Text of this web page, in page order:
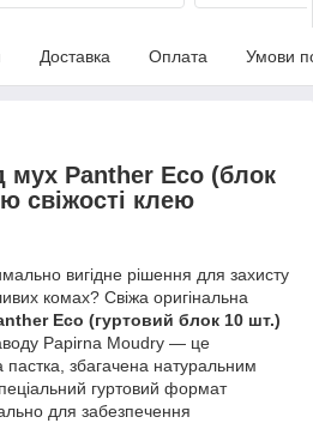
Доставка Оплата Умови
мух Panther Eco (блок
свіжості клею
вигідне рішення для захисту
комах? Свіжа оригінальна
Eco (гуртовий блок 10 шт.)
Papirna Moudry — це
збагачена натуральним
гуртовий формат
для забезпечення